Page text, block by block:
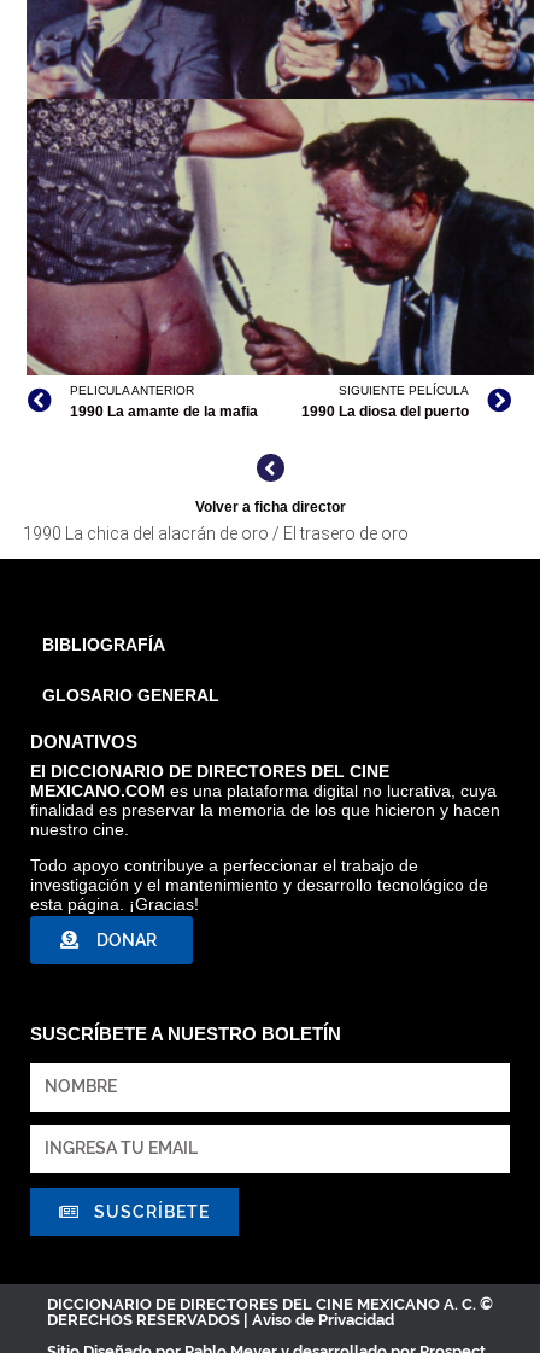
LA CHICA DEL ALACRÁN DE ORO / EL TRASERO DE ORO,
ARCHIVO CINETECA NACIONAL
LA CHICA DEL ALACRÁN DE ORO / EL TRASERO DE ORO,
PELICULA ANTERIOR
1990 La amante de la mafia
SIGUIENTE PELÍCULA
1990 La diosa del puerto
Volver a ficha director
1990 La chica del alacrán de oro / El trasero de oro
BIBLIOGRAFÍA
GLOSARIO GENERAL
DONATIVOS
El DICCIONARIO DE DIRECTORES DEL CINE
MEXICANO.COM es una plataforma digital no lucrativa, cuya
finalidad es preservar la memoria de los que hicieron y hacen
nuestro cine.
Todo apoyo contribuye a perfeccionar el trabajo de
investigación y el mantenimiento y desarrollo tecnológico de
esta página. ¡Gracias!
DONAR
SUSCRÍBETE A NUESTRO BOLETÍN
SUSCRÍBETE
DICCIONARIO DE DIRECTORES DEL CINE MEXICANO A. C. ©
DERECHOS RESERVADOS | Aviso de Privacidad